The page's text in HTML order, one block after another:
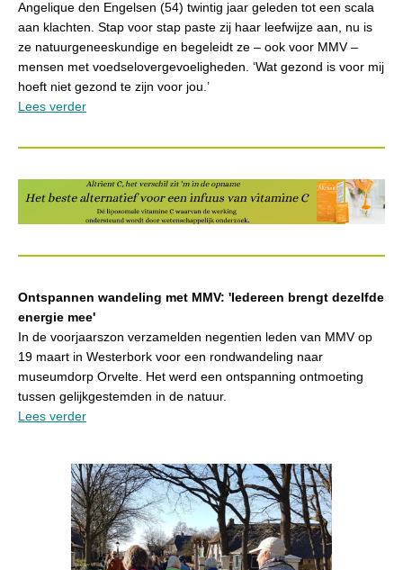
Angelique den Engelsen (54) twintig jaar geleden tot een scala
aan klachten. Stap voor stap paste zij haar leefwijze aan, nu is
ze natuurgeneeskundige en begeleidt ze – ook voor MMV –
mensen met voedselovergevoeligheden. ‘Wat gezond is voor mij
hoeft niet gezond te zijn voor jou.’
Lees verder
Ontspannen wandeling met MMV: 'Iedereen brengt dezelfde
energie mee'
In de voorjaarszon verzamelden negentien leden van MMV op
19 maart in Westerbork voor een rondwandeling naar
museumdorp Orvelte. Het werd een ontspanning ontmoeting
tussen gelijkgestemden in de natuur.
Lees verder